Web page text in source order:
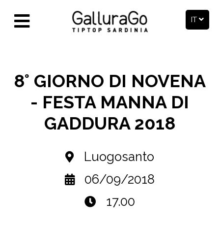
IT
8° GIORNO DI NOVENA
- FESTA MANNA DI
GADDURA 2018
Luogosanto
06/09/2018
17.00